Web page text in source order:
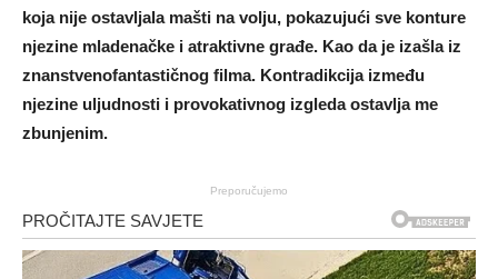
koja nije ostavljala mašti na volju, pokazujući sve konture
njezine mladenačke i atraktivne građe. Kao da je izašla iz
znanstvenofantastičnog filma. Kontradikcija između
njezine uljudnosti i provokativnog izgleda ostavlja me
zbunjenim.
Preporučujemo